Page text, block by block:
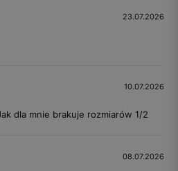
23.07.2026
10.07.2026
dla mnie brakuje rozmiarów 1/2
08.07.2026